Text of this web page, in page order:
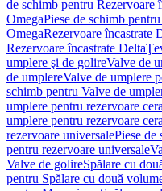
de schimb pentru Rezervoare
OmegaPiese de schimb
OmegaRezervoare încastrate
Rezervoare încastrate Delta
umplere şi de golireValve de
de umplereValve de umplere
schimb pentru Valve de
umplere pentru rezervoare
umplere pentru rezervoare
rezervoare universalePiese de
pentru rezervoare universale
Valve de golireSpălare cu
pentru Spălare cu două